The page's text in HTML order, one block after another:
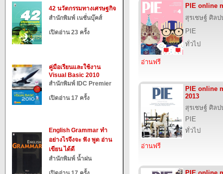
42 นวัตกรรมทางเศรษฐกิจ
สำนักพิมพ์ เนชั่นบุ๊คส์
เปิดอ่าน 23 ครั้ง
คู่มือเรียนและใช้งาน
Visual Basic 2010
สำนักพิมพ์ IDC Premier
เปิดอ่าน 17 ครั้ง
English Grammar ทำ
อย่างไรจึงจะ ฟัง พูด อ่าน
เขียน ได้ดี
สำนักพิมพ์ น้ำฝน
PIE online
สุรเชษฐ์ ศิลป
PIE
ทั่วไป
อ่านฟรี
PIE online
2013
สุรเชษฐ์ ศิลป
PIE
ทั่วไป
อ่านฟรี